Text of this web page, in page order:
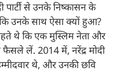
पार्टी से उनके निष्कासन के
उनके साथ ऐसा क्यों हुआ?
थे कि एक मुस्लिम नेता और
फैसले लें. 2014 में, नरेंद्र मोदी
थे, और उनकी छवि